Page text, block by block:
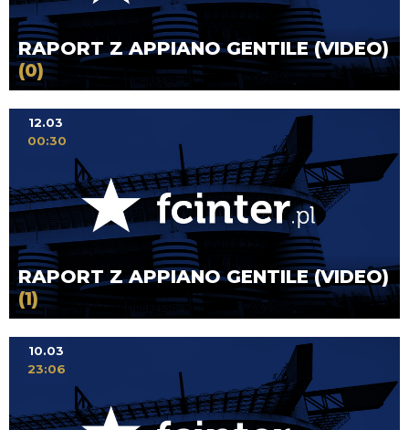
RAPORT Z APPIANO GENTILE (VIDEO)
(0)
RAPORT Z APPIANO GENTILE (VIDEO)
(1)
12.03
00:30
10.03
23:06